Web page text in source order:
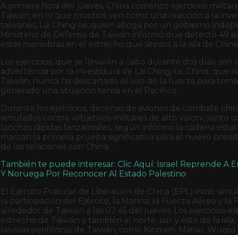
A primera hora del jueves, China comenzó ejercicios
Taiwán, en lo que muchos ven como una reacción a la
taiwanés, Lai Ching-te, quien aboga por un gobierno
Ministerio de Defensa de Taiwán informó que detectó 49
estas maniobras en el estrecho que separa a la isla de
Los ejercicios, que se llevarán a cabo durante dos días,
advertencia por la investidura de Lai Ching-te. China, que
Taiwán, nunca ha descartado el uso de la fuerza para
generado una situación tensa en el Pacífico.
Durante los ejercicios, decenas de aviones de combate
simulados contra «objetivos militares de alto valor», junto
lanchas rápidas lanzamisiles, según informó la cadena
marcan la primera prueba significativa para el nuevo
de las relaciones con China.
También te puede interesar: Clic Aquí: Israel Reprende A
Y Noruega Por Reconocer Al Estado Palestino
El Ejército Popular de Liberación de China (EPL) inició
la participación del Ejército, la Marina, la Fuerza Aérea y la
alrededor de Taiwán a las 07:45 del jueves. Los ejercicios
estrecho de Taiwán y también al norte, sur y este de la isla,
las islas periféricas de Taiwán, como Kinmen, Matsu, Wuqiu